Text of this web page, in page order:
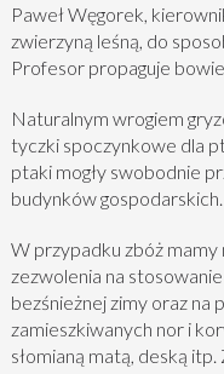
Paweł Węgorek,
zwierzyną leśną, do
Profesor propaguje
Naturalnym wrogiem
tyczki spoczynkowe dla
ptaki mogły swobodnie
budynków
W przypadku zbóż
zezwolenia na
bezśnieżnej zimy oraz
zamieszkiwanych nor i
słomianą matą, deską